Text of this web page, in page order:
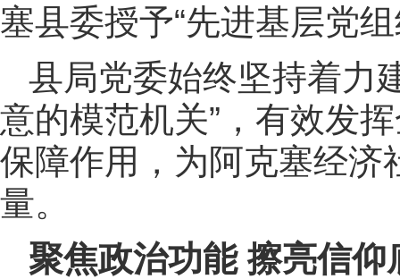
塞县委授予“先进基层党
县局党委始终坚持着力
意的模范机关”，有效发
保障作用，为阿克塞经济
量。
聚焦政治功能 擦亮信仰